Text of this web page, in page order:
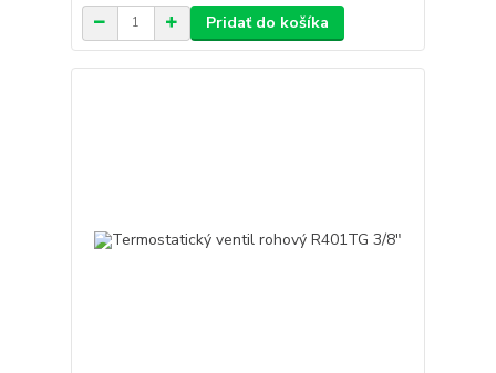
Pridať do košíka